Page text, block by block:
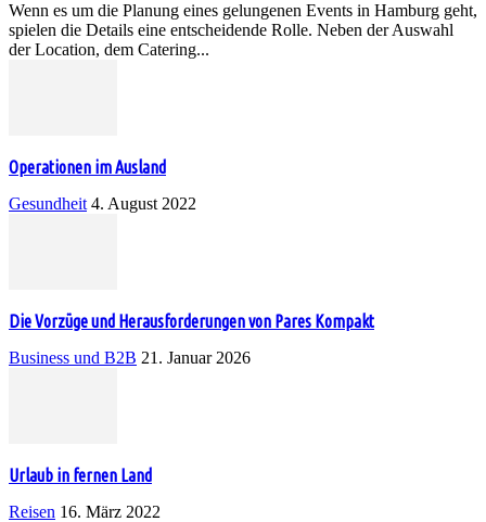
Wenn es um die Planung eines gelungenen Events in Hamburg geht,
spielen die Details eine entscheidende Rolle. Neben der Auswahl
der Location, dem Catering...
Operationen im Ausland
Gesundheit 4. August 2022
Die Vorzüge und Herausforderungen von Pares Kompakt
Business und B2B 21. Januar 2026
Urlaub in fernen Land
Reisen 16. März 2022